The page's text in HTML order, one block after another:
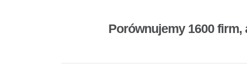
Porównujemy 1600